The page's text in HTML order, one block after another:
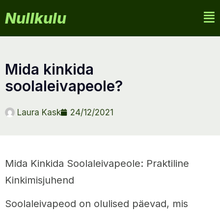
Nullkulu
mida kinkida
soolaleivapeole?
Laura Kask 24/12/2021
Mida Kinkida Soolaleivapeole: Praktiline
Kinkimisjuhend
Soolaleivapeod on olulised päevad, mis